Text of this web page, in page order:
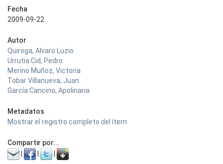
Fecha
2009-09-22
Autor
Quiroga, Alvaro Luzio
Urrutia Cid, Pedro
Merino Muñoz, Victoria
Tobar Villanueva, Juan
García Cancino, Apolinaria
Metadatos
Mostrar el registro completo del ítem
Compartir por...